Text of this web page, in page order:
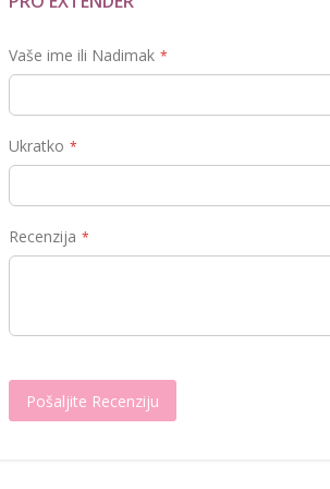
Vaše ime ili Nadimak
Ukratko
Recenzija
Pošaljite Recenziju